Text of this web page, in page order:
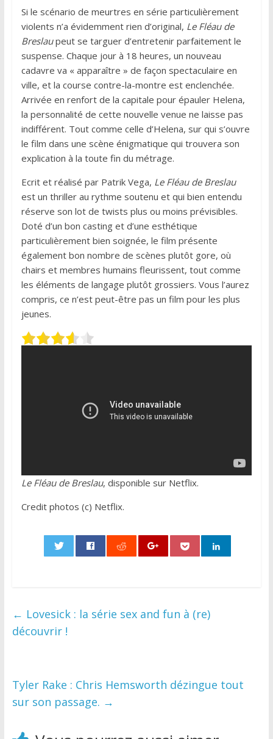
Si le scénario de meurtres en série particulièrement
violents n’a évidemment rien d’original, Le Fléau de
Breslaupeut se targuer d’entretenir parfaitement le
suspense. Chaque jour à 18 heures, un nouveau
cadavre va « apparaître » de façon spectaculaire en
ville, et la course contre-la-montre est enclenchée.
Arrivée en renfort de la capitale pour épauler Helena,
la personnalité de cette nouvelle venue ne laisse pas
indifférent. Tout comme celle d’Helena, sur qui s’ouvre
le film dans une scène énigmatique qui trouvera son
explication à la toute fin du métrage.
Ecrit et réalisé par Patrik Vega, Le Fléau de Breslau
est un thriller au rythme soutenu et qui bien entendu
réserve son lot de twists plus ou moins prévisibles.
Doté d’un bon casting et d’une esthétique
particulièrement bien soignée, le film présente
également bon nombre de scènes plutôt gore, où
chairs et membres humains fleurissent, tout comme
les éléments de langage plutôt grossiers. Vous l’aurez
compris, ce n’est peut-être pas un film pour les plus
jeunes.
Le Fléau de Breslau, disponible sur Netflix.
Credit photos (c) Netflix.
← Lovesick : la série sex and fun à (re)
découvrir !
Tyler Rake : Chris Hemsworth dézingue tout
sur son passage. →